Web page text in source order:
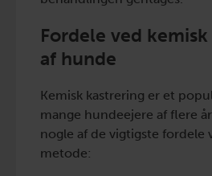
Fordele ved
af hunde
Kemisk kastrering er et
mange hundeejere af flere
nogle af de vigtigste fordele
metode: